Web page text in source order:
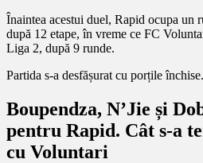
Înaintea acestui duel, Rapid ocupa un
după 12 etape, în vreme ce FC
Liga 2, după 9 runde.
Partida s-a desfășurat cu porțile închise.
Boupendza, N’Jie și
pentru Rapid. Cât s-a
cu Voluntari